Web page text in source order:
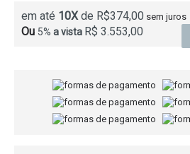
em até 10Xde R$374,00 sem juros
Ou 5% a vista R$ 3.553,00